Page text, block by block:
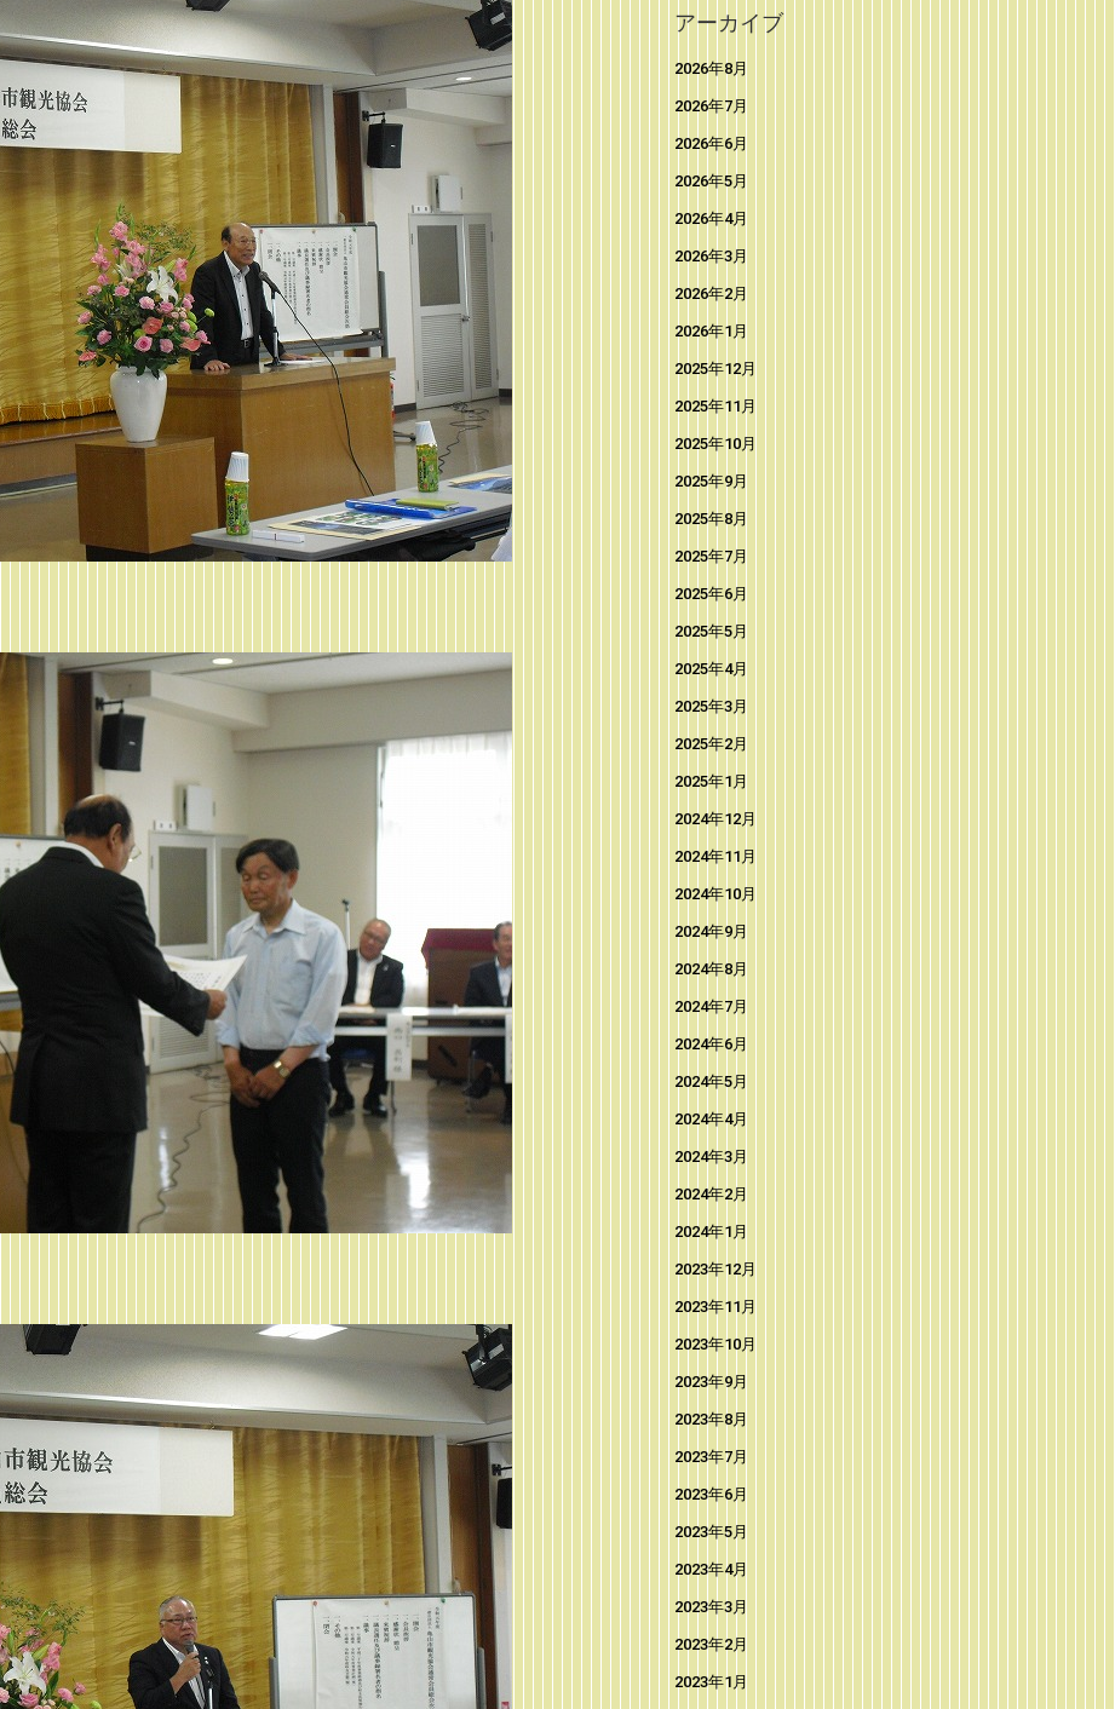
アーカイブ
2026年8月
2026年7月
2026年6月
2026年5月
2026年4月
2026年3月
2026年2月
2026年1月
2025年12月
2025年11月
2025年10月
2025年9月
2025年8月
2025年7月
2025年6月
2025年5月
2025年4月
2025年3月
2025年2月
2025年1月
2024年12月
2024年11月
2024年10月
2024年9月
2024年8月
2024年7月
2024年6月
2024年5月
2024年4月
2024年3月
2024年2月
2024年1月
2023年12月
2023年11月
2023年10月
2023年9月
2023年8月
2023年7月
2023年6月
2023年5月
2023年4月
2023年3月
2023年2月
2023年1月